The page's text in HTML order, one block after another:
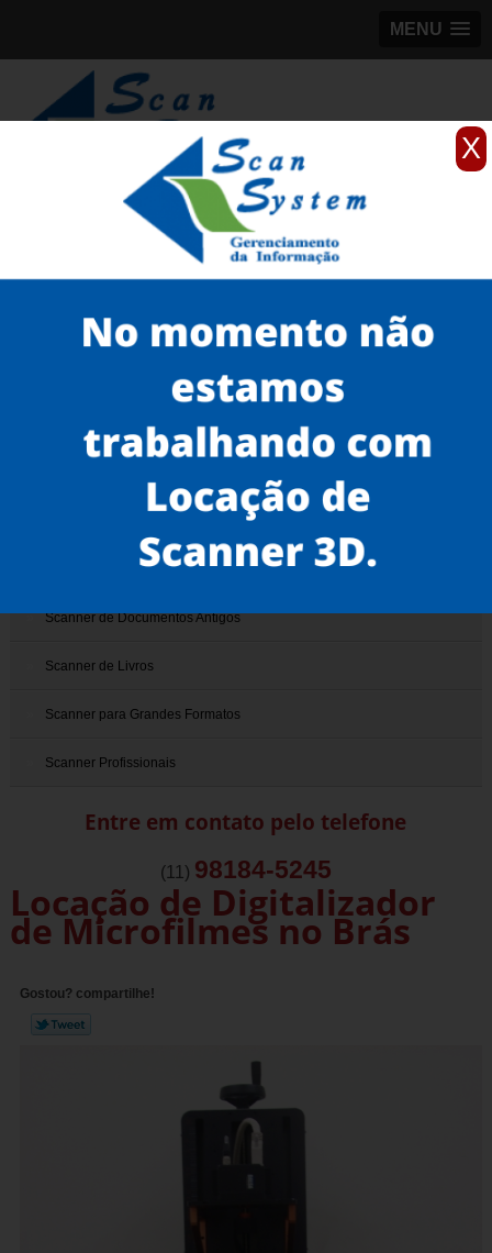
X
MENU
98184-5245
Microfilmagem
locação de digitalizador de microfilmes no Brás
Serviços
Scanner de Documentos
Scanner de Documentos Antigos
Scanner de Livros
Scanner para Grandes Formatos
Scanner Profissionais
Entre em contato pelo telefone
(11) 98184-5245
Locação de Digitalizador
de Microfilmes no Brás
Gostou? compartilhe!